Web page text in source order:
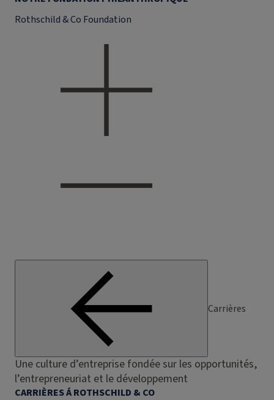
Rothschild & Co Foundation
Carrières
Une culture d’entreprise fondée sur les opportunités,
l’entrepreneuriat et le développement
CARRIÈRES Á ROTHSCHILD & CO